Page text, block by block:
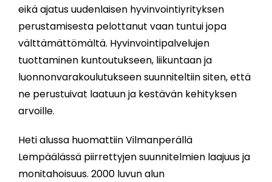
eikä ajatus uudenlaisen hyvinvointiyrityksen
perustamisesta pelottanut vaan tuntui jopa
välttämättömältä. Hyvinvointipalvelujen
tuottaminen kuntoutukseen, liikuntaan ja
luonnonvarakoulutukseen suunniteltiin siten, että
ne perustuivat laatuun ja kestävän kehityksen
arvoille.
Heti alussa huomattiin Vilmanperällä
Lempäälässä piirrettyjen suunnitelmien laajuus ja
monitahoisuus. 2000 luvun alun